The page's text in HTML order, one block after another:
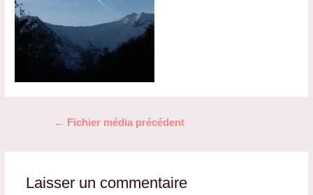
Navigation
← Fichier média précédent
Laisser un commentaire